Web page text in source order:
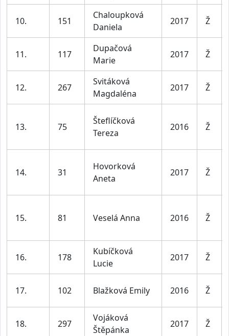
10. 151
Chaloupková
Daniela
2017 Ž
11. 117
Dupačová
Marie
2017 Ž
12. 267
Svitáková
Magdaléna
2017 Ž
13. 75
Šteflíčková
Tereza
2016 Ž
14. 31
Hovorková
Aneta
2017 Ž
15. 81 Veselá Anna 2016 Ž
16. 178
Kubíčková
Lucie
2017 Ž
17. 102 Blažková Emily 2016 Ž
18. 297
Vojáková
Štěpánka
2017 Ž